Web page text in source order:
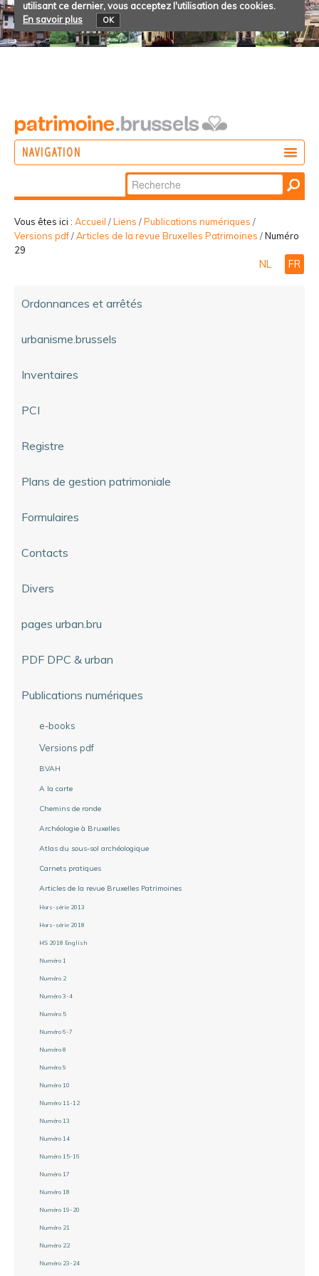
utilisant ce dernier, vous acceptez l'utilisation des cookies.
En savoir plus
OK
NAVIGATION
PARTICIPER
Chercher par
Recherche
avancée…
Vous êtes ici : Accueil /Liens /Publications numériques /
Versions pdf/Articles de la revue Bruxelles Patrimoines /Numéro
29
NL FR
Ordonnances et arrêtés
urbanisme.brussels
Inventaires
PCI
Registre
Plans de gestion patrimoniale
Formulaires
Contacts
Divers
pages urban.bru
PDF DPC & urban
Publications numériques
e-books
Versions pdf
BVAH
A la carte
Chemins de ronde
Archéologie à Bruxelles
Atlas du sous-sol archéologique
Carnets pratiques
Articles de la revue Bruxelles Patrimoines
Hors-série 2013
Hors-série 2018
HS 2018 English
Numéro 1
Numéro 2
Numéro 3-4
Numéro 5
Numéro 6-7
Numéro 8
Numéro 9
Numéro 10
Numéro 11-12
Numéro 13
Numéro 14
Numéro 15-16
Numéro 17
Numéro 18
Numéro 19-20
Numéro 21
Numéro 22
Numéro 23-24